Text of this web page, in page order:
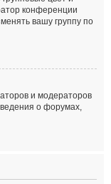
конференции
вашу группу по
и модераторов
о форумах,